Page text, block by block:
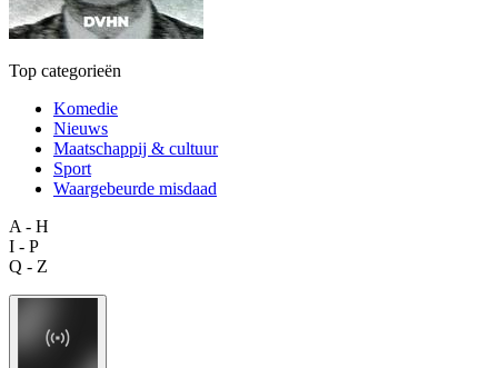
Top categorieën
Komedie
Nieuws
Maatschappij & cultuur
Sport
Waargebeurde misdaad
A - H
I - P
Q - Z